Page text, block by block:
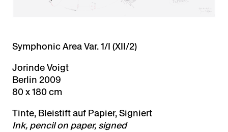
Symphonic Area Var. 1/I (XII/2)
Jorinde Voigt
Berlin 2009
80 x 180 cm
Tinte, Bleistift auf Papier, Signiert
Ink, pencil on paper, signed